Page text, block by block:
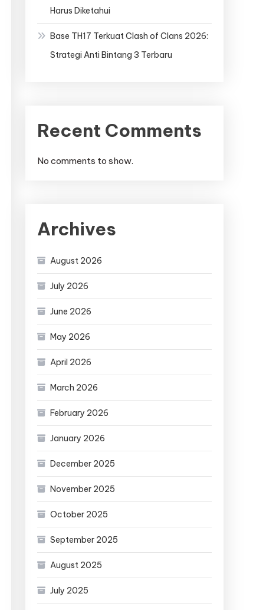
Harus Diketahui
Base TH17 Terkuat Clash of Clans 2026:
Strategi Anti Bintang 3 Terbaru
Recent Comments
No comments to show.
Archives
August 2026
July 2026
June 2026
May 2026
April 2026
March 2026
February 2026
January 2026
December 2025
November 2025
October 2025
September 2025
August 2025
July 2025